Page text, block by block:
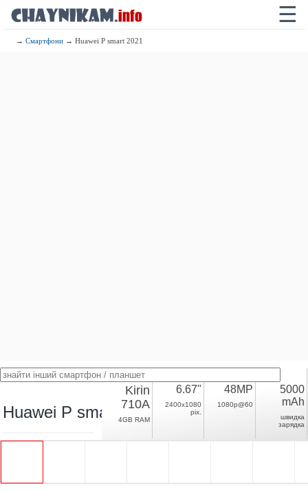
☰
→Смартфони → Huawei P smart 2021
Huawei P smart 2021
Kirin
710A
4GB RAM
6.67"
2400x1080
pix.
48MP
1080p@60
5000
mAh
швидка
зарядка